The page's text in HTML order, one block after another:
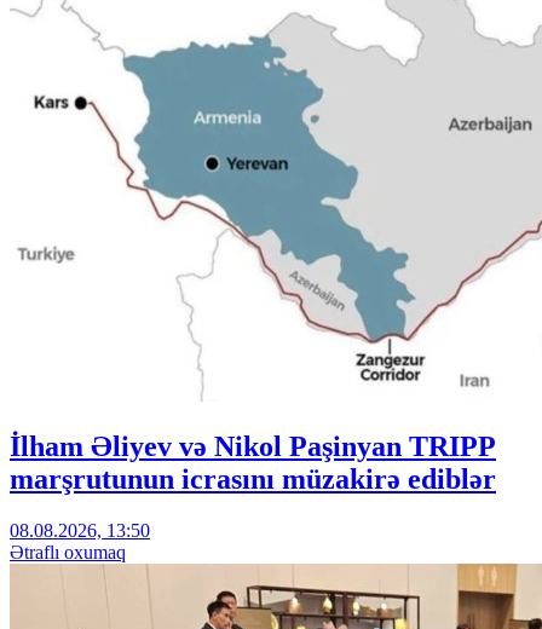
İlham Əliyev və Nikol Paşinyan TRIPP
marşrutunun icrasını müzakirə ediblər
08.08.2026, 13:50
Ətraflı oxumaq